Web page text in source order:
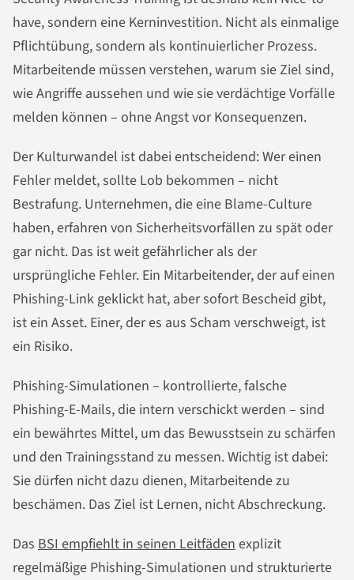
have, sondern eine Kerninvestition. Nicht als einmalige
Pflichtübung, sondern als kontinuierlicher Prozess.
Mitarbeitende müssen verstehen, warum sie Ziel sind,
wie Angriffe aussehen und wie sie verdächtige Vorfälle
melden können – ohne Angst vor Konsequenzen.
Der Kulturwandel ist dabei entscheidend: Wer einen
Fehler meldet, sollte Lob bekommen – nicht
Bestrafung. Unternehmen, die eine Blame-Culture
haben, erfahren von Sicherheitsvorfällen zu spät oder
gar nicht. Das ist weit gefährlicher als der
ursprüngliche Fehler. Ein Mitarbeitender, der auf einen
Phishing-Link geklickt hat, aber sofort Bescheid gibt,
ist ein Asset. Einer, der es aus Scham verschweigt, ist
ein Risiko.
Phishing-Simulationen – kontrollierte, falsche
Phishing-E-Mails, die intern verschickt werden – sind
ein bewährtes Mittel, um das Bewusstsein zu schärfen
und den Trainingsstand zu messen. Wichtig ist dabei:
Sie dürfen nicht dazu dienen, Mitarbeitende zu
beschämen. Das Ziel ist Lernen, nicht Abschreckung.
Das BSI empfiehlt in seinen Leitfäden explizit
regelmäßige Phishing-Simulationen und strukturierte